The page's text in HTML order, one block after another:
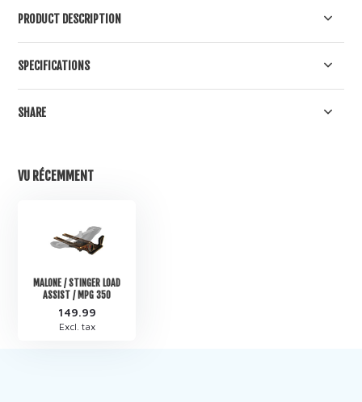
PRODUCT DESCRIPTION
SPECIFICATIONS
SHARE
VU RÉCEMMENT
MALONE / STINGER LOAD
ASSIST / MPG 350
149.99
Excl. tax